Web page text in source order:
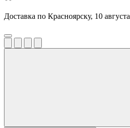
Доставка по Красноярску, 10 августа